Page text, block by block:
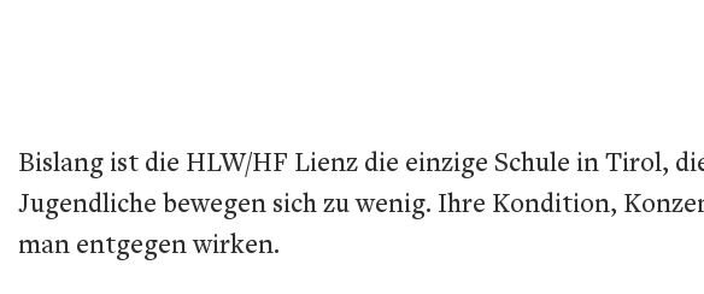
Bislang ist die HLW/HF Lienz die einzige Schule in
Jugendliche bewegen sich zu wenig. Ihre Kondition,
man entgegen wirken.